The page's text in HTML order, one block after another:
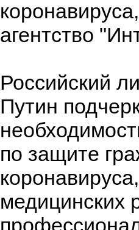
агентство
Российский
Путин
по защите
медицинских